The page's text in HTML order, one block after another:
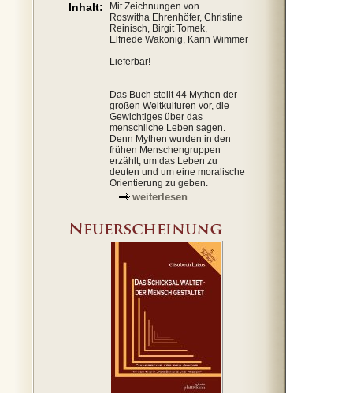
Inhalt:
Mit Zeichnungen von
Roswitha Ehrenhöfer, Christine
Reinisch, Birgit Tomek,
Elfriede Wakonig, Karin Wimmer
Lieferbar!
Das Buch stellt 44 Mythen der
großen Weltkulturen vor, die
Gewichtiges über das
menschliche Leben sagen.
Denn Mythen wurden in den
frühen Menschengruppen
erzählt, um das Leben zu
deuten und um eine moralische
Orientierung zu geben.
weiterlesen